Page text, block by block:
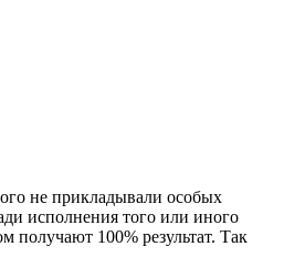
не прикладывали особых
исполнения того или иного
100% результат. Так